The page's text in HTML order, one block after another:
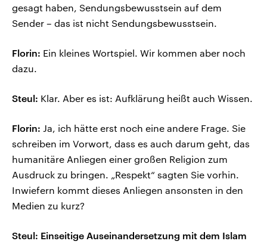
gesagt haben, Sendungsbewusstsein auf dem
Sender – das ist nicht Sendungsbewusstsein.
Florin: Ein kleines Wortspiel. Wir kommen aber noch
dazu.
Steul: Klar. Aber es ist: Aufklärung heißt auch Wissen.
Florin: Ja, ich hätte erst noch eine andere Frage. Sie
schreiben im Vorwort, dass es auch darum geht, das
humanitäre Anliegen einer großen Religion zum
Ausdruck zu bringen. „Respekt“ sagten Sie vorhin.
Inwiefern kommt dieses Anliegen ansonsten in den
Medien zu kurz?
Steul: Einseitige Auseinandersetzung mit dem Islam